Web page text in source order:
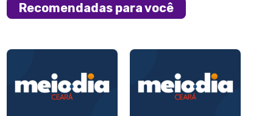
Recomendadas para você